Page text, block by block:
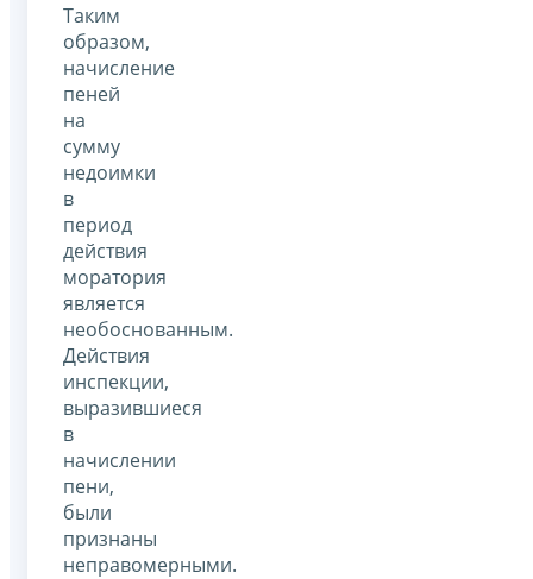
Таким
образом,
начисление
пеней
на
сумму
недоимки
в
период
действия
моратория
является
необоснованным.
Действия
инспекции,
выразившиеся
в
начислении
пени,
были
признаны
неправомерными.